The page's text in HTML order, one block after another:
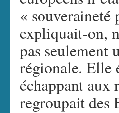
« souveraineté
expliquait-on,
pas seulement
régionale. Elle
échappant aux
regroupait des